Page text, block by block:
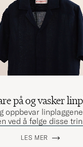
på og vasker
oppbevar
ved å følge disse
LES MER